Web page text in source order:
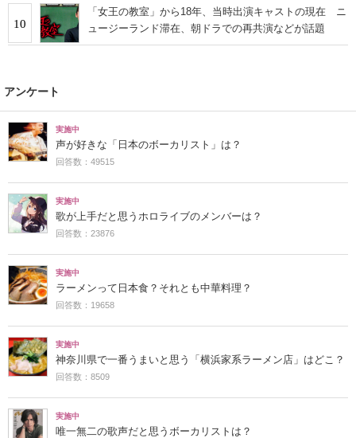
10
「女王の教室」から18年、当時出演キャストの現在 ニ
ュージーランド滞在、朝ドラでの再共演などが話題
アンケート
実施中
声が好きな「日本のボーカリスト」は？
回答数：49515
実施中
歌が上手だと思うホロライブのメンバーは？
回答数：23876
実施中
ラーメンって日本食？それとも中華料理？
回答数：19658
実施中
神奈川県で一番うまいと思う「横浜家系ラーメン店」はどこ？
回答数：8509
実施中
唯一無二の歌声だと思うボーカリストは？